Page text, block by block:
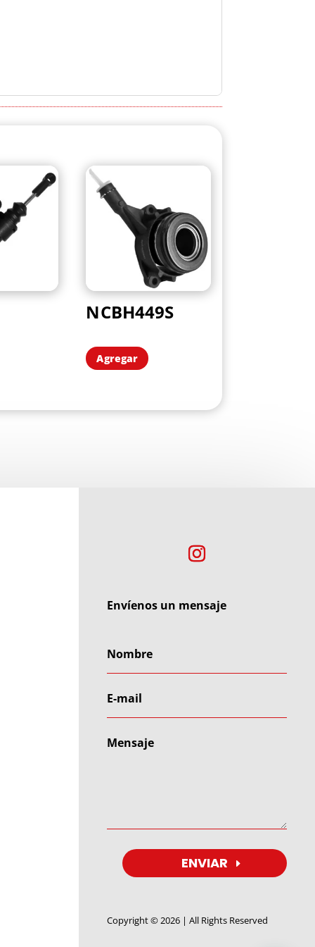
NCBH449S
Agregar
Envíenos un mensaje
ENVIAR
Copyright © 2026 | All Rights Reserved